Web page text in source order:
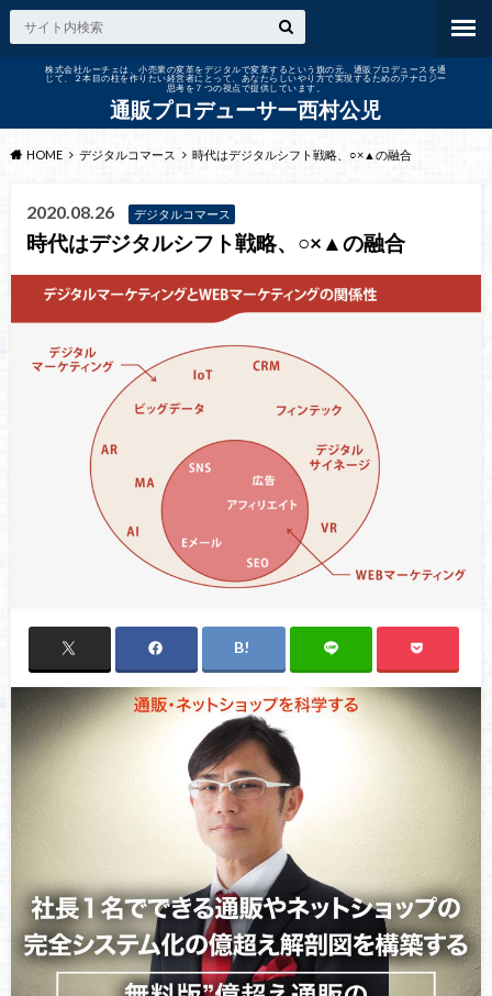
株式会社ルーチェは、小売業の変革をデジタルで変革するという旗の元、通販プロデュースを通
じて、２本目の柱を作りたい経営者にとって、あなたらしいやり方で実現するためのアナロジー
思考を７つの視点で提供しています。
通販プロデューサー西村公児
HOME デジタルコマース 時代はデジタルシフト戦略、○×▲の融合
2020.08.26 デジタルコマース
時代はデジタルシフト戦略、○×▲の融合